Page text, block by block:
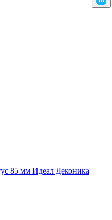
85 мм Идеал Деконика